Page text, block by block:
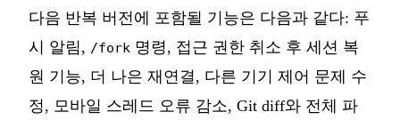
다음 반복 버전에 포함될 기능은 다음과 같다: 푸
시 알림, /fork 명령, 접근 권한 취소 후 세션 복
원 기능, 더 나은 재연결, 다른 기기 제어 문제 수
정, 모바일 스레드 오류 감소, Git diff와 전체 파